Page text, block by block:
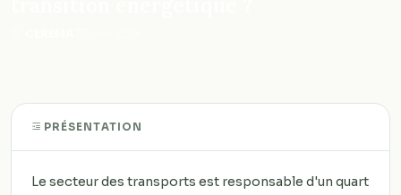
PRÉSENTATION
Le secteur des transports est responsable d'un quart